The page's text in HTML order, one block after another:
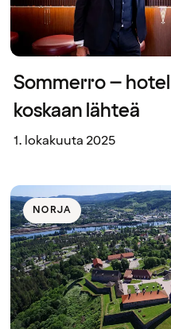
Sommerro –
koskaan lähteä
1. lokakuuta 2025
NORJA